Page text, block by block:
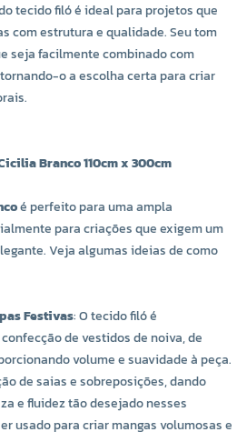
tecido filó é ideal para projetos que
com estrutura e qualidade. Seu tom
seja facilmente combinado com
o a escolha certa para criar
Branco 110cm x 300cm
é perfeito para uma ampla
para criações que exigem um
Veja algumas ideias de como
Festivas: O tecido filó é
de vestidos de noiva, de
volume e suavidade à peça.
de saias e sobreposições, dando
e fluidez tão desejado nesses
usado para criar mangas volumosas e